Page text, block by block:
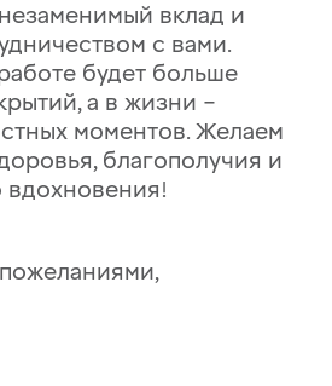
вклад и
с вами.
будет больше
а в жизни –
моментов. Желаем
благополучия и
вдохновения!